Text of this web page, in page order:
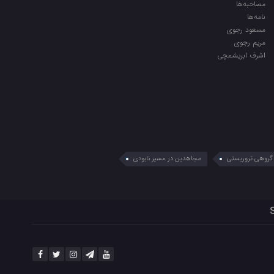
مصاحبه‌ها
نامه‌ها
مسعود رجوی
مریم رجوی
اشرف ابریشمچی
تروریستی
مجاهدین در مسیر نابودی